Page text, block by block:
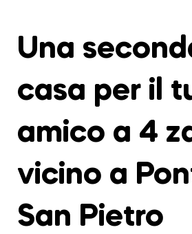
Una
casa per il
amico a 4
vicino a
San Pietro